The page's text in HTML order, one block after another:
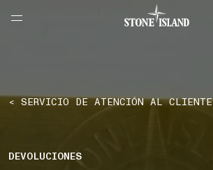
NAVIGATION.ARIA.GOTOMAINCONTENT
LABEL.SHOPPINGCOUNTRY ESPAÑA
< SERVICIO DE ATENCIÓN AL CLIENTE
DEVOLUCIONES